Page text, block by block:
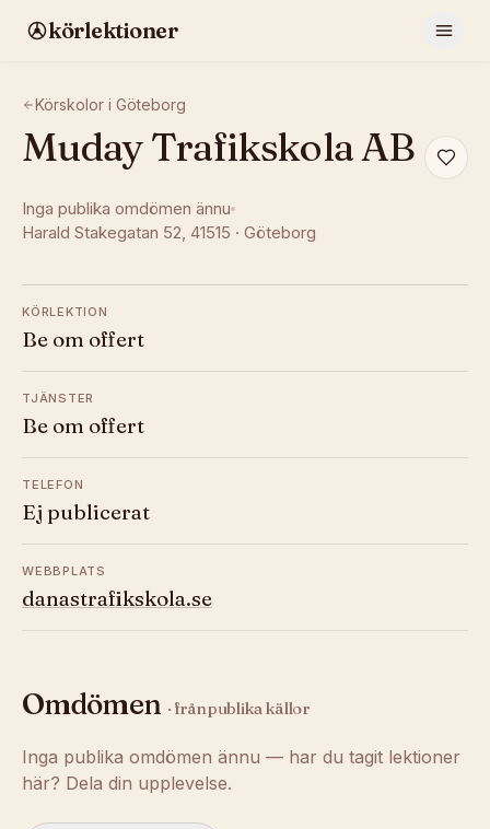
körlektioner
Körskolor i Göteborg
Muday Trafikskola AB
Inga publika omdömen ännu
Harald Stakegatan 52, 41515 · Göteborg
KÖRLEKTION
Be om offert
TJÄNSTER
Be om offert
TELEFON
Ej publicerat
WEBBPLATS
danastrafikskola.se
Omdömen · från publika källor
Inga publika omdömen ännu — har du tagit lektioner
här? Dela din upplevelse.